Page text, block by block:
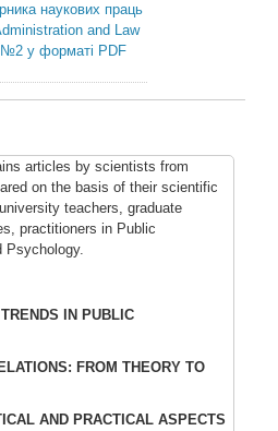
наукових праць
and Law
№2 у форматі PDF
articles by scientists from
on the basis of their scientific
teachers, graduate
practitioners in Public
Psychology.
IN PUBLIC
FROM THEORY TO
AND PRACTICAL ASPECTS